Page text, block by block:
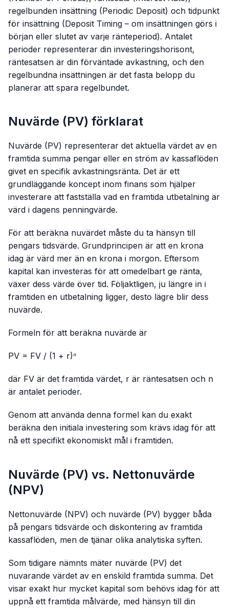
regelbunden insättning (Periodic Deposit) och tidpunkt
för insättning (Deposit Timing – om insättningen görs i
början eller slutet av varje ränteperiod). Antalet
perioder representerar din investeringshorisont,
räntesatsen är din förväntade avkastning, och den
regelbundna insättningen är det fasta belopp du
planerar att spara regelbundet.
Nuvärde (PV) förklarat
Nuvärde (PV) representerar det aktuella värdet av en
framtida summa pengar eller en ström av kassaflöden
givet en specifik avkastningsränta. Det är ett
grundläggande koncept inom finans som hjälper
investerare att fastställa vad en framtida utbetalning är
värd i dagens penningvärde.
För att beräkna nuvärdet måste du ta hänsyn till
pengars tidsvärde. Grundprincipen är att en krona
idag är värd mer än en krona i morgon. Eftersom
kapital kan investeras för att omedelbart ge ränta,
växer dess värde över tid. Följaktligen, ju längre in i
framtiden en utbetalning ligger, desto lägre blir dess
nuvärde.
Formeln för att beräkna nuvärde är
PV = FV / (1 + r)ⁿ
där FV är det framtida värdet, r är räntesatsen och n
är antalet perioder.
Genom att använda denna formel kan du exakt
beräkna den initiala investering som krävs idag för att
nå ett specifikt ekonomiskt mål i framtiden.
Nuvärde (PV) vs. Nettonuvärde
(NPV)
Nettonuvärde (NPV) och nuvärde (PV) bygger båda
på pengars tidsvärde och diskontering av framtida
kassaflöden, men de tjänar olika analytiska syften.
Som tidigare nämnts mäter nuvärde (PV) det
nuvarande värdet av en enskild framtida summa. Det
visar exakt hur mycket kapital som behövs idag för att
uppnå ett framtida målvärde, med hänsyn till din